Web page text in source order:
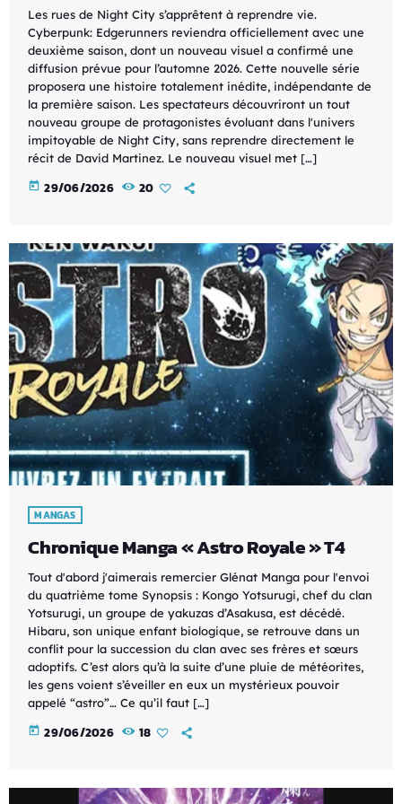
Les rues de Night City s’apprêtent à reprendre vie.
Cyberpunk: Edgerunners reviendra officiellement avec une
deuxième saison, dont un nouveau visuel a confirmé une
diffusion prévue pour l’automne 2026. Cette nouvelle série
proposera une histoire totalement inédite, indépendante de
la première saison. Les spectateurs découvriront un tout
nouveau groupe de protagonistes évoluant dans l'univers
impitoyable de Night City, sans reprendre directement le
récit de David Martinez. Le nouveau visuel met […]
today 29/06/2026 20
MANGAS
Chronique Manga « Astro Royale » T4
Tout d'abord j'aimerais remercier Glénat Manga pour l'envoi
du quatrième tome Synopsis : Kongo Yotsurugi, chef du clan
Yotsurugi, un groupe de yakuzas d’Asakusa, est décédé.
Hibaru, son unique enfant biologique, se retrouve dans un
conflit pour la succession du clan avec ses frères et sœurs
adoptifs. C’est alors qu’à la suite d’une pluie de météorites,
les gens voient s’éveiller en eux un mystérieux pouvoir
appelé “astro”… Ce qu’il faut […]
today 29/06/2026 18